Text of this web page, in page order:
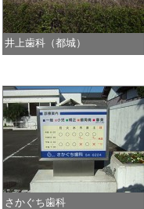
井上歯科（都城）
さかぐち歯科